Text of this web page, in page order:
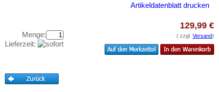
Tschad
Tunesien
Westafrikanische Staaten
Kataloge
Aufbewahrung
Artikeldatenblatt drucken
Menge:
Lieferzeit:
129,99 €
( zzgl. Versand)